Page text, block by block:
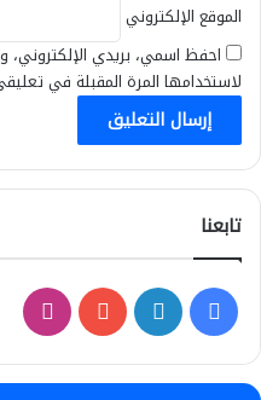
الموقع الإلكتروني
احفظ اسمي، بريدي الإلكتروني،
لاستخدامها المرة المقبلة في
تابعنا
فيسبوكلينكدإن‫YouTube